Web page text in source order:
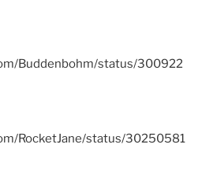
Buddenbohm/status/300922
RocketJane/status/30250581